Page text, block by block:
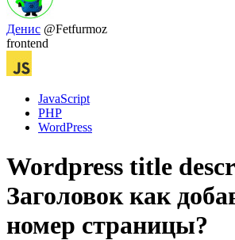
Денис @Fetfurmoz
frontend
JavaScript
PHP
WordPress
Wordpress title
Заголовок как
номер страницы?